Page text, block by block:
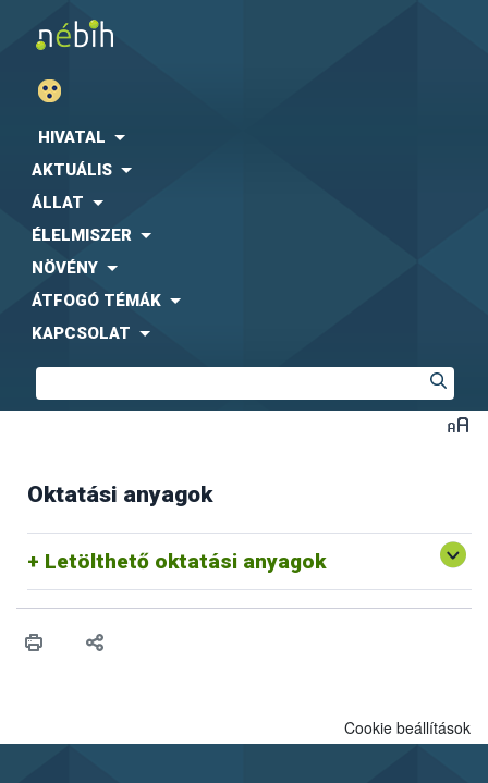
HIVATAL
AKTUÁLIS
ÁLLAT
ÉLELMISZER
NÖVÉNY
ÁTFOGÓ TÉMÁK
KAPCSOLAT
Oktatási anyagok
Letölthető oktatási anyagok
Cookie beállítások